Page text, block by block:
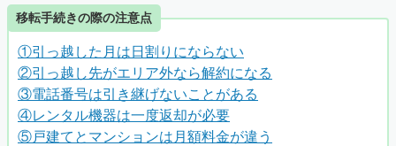
移転手続きの際の注意点
①引っ越した月は日割りにならない
②引っ越し先がエリア外なら解約になる
③電話番号は引き継げないことがある
④レンタル機器は一度返却が必要
⑤戸建てとマンションは月額料金が違う